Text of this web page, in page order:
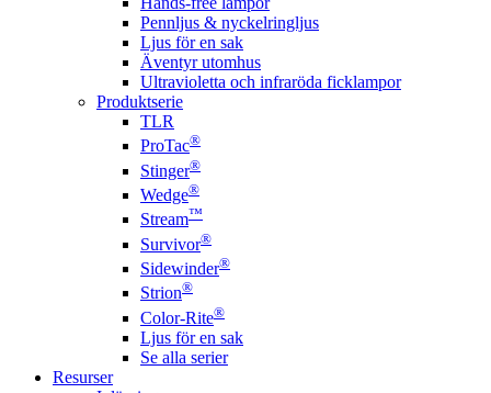
Pennljus & nyckelringljus
Ljus för en sak
Äventyr utomhus
Ultravioletta och infraröda ficklampor
Produktserie
TLR
ProTac®
Stinger®
Wedge®
Stream™
Survivor®
Sidewinder®
Strion®
Color-Rite®
Ljus för en sak
Se alla serier
Resurser